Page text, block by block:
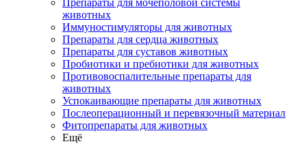
Препараты для мочеполовой системы
животных
Иммуностимуляторы для животных
Препараты для сердца животных
Препараты для суставов животных
Пробиотики и пребиотики для животных
Противовоспалительные препараты для
животных
Успокаивающие препараты для животных
Послеоперационный и перевязочный материал
Фитопрепараты для животных
Ещё